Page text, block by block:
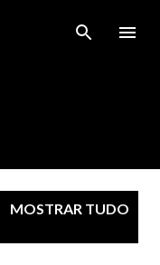
MOSTRAR TUDO